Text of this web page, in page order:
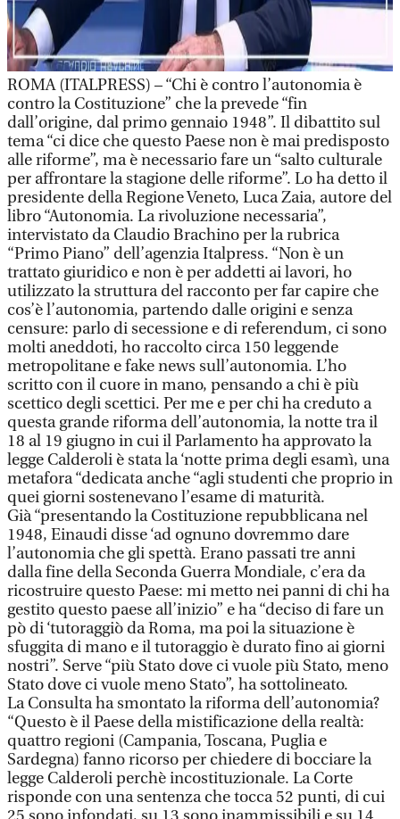
ROMA (ITALPRESS) – “Chi è contro l’autonomia è
contro la Costituzione” che la prevede “fin
dall’origine, dal primo gennaio 1948”. Il dibattito sul
tema “ci dice che questo Paese non è mai predisposto
alle riforme”, ma è necessario fare un “salto culturale
per affrontare la stagione delle riforme”. Lo ha detto il
presidente della Regione Veneto, Luca Zaia, autore del
libro “Autonomia. La rivoluzione necessaria”,
intervistato da Claudio Brachino per la rubrica
“Primo Piano” dell’agenzia Italpress. “Non è un
trattato giuridico e non è per addetti ai lavori, ho
utilizzato la struttura del racconto per far capire che
cos’è l’autonomia, partendo dalle origini e senza
censure: parlo di secessione e di referendum, ci sono
molti aneddoti, ho raccolto circa 150 leggende
metropolitane e fake news sull’autonomia. L’ho
scritto con il cuore in mano, pensando a chi è più
scettico degli scettici. Per me e per chi ha creduto a
questa grande riforma dell’autonomia, la notte tra il
18 al 19 giugno in cui il Parlamento ha approvato la
legge Calderoli è stata la ‘notte prima degli esamì, una
metafora “dedicata anche “agli studenti che proprio in
quei giorni sostenevano l’esame di maturità.
Già “presentando la Costituzione repubblicana nel
1948, Einaudi disse ‘ad ognuno dovremmo dare
l’autonomia che gli spettà. Erano passati tre anni
dalla fine della Seconda Guerra Mondiale, c’era da
ricostruire questo Paese: mi metto nei panni di chi ha
gestito questo paese all’inizio” e ha “deciso di fare un
pò di ‘tutoraggiò da Roma, ma poi la situazione è
sfuggita di mano e il tutoraggio è durato fino ai giorni
nostri”. Serve “più Stato dove ci vuole più Stato, meno
Stato dove ci vuole meno Stato”, ha sottolineato.
La Consulta ha smontato la riforma dell’autonomia?
“Questo è il Paese della mistificazione della realtà:
quattro regioni (Campania, Toscana, Puglia e
Sardegna) fanno ricorso per chiedere di bocciare la
legge Calderoli perchè incostituzionale. La Corte
risponde con una sentenza che tocca 52 punti, di cui